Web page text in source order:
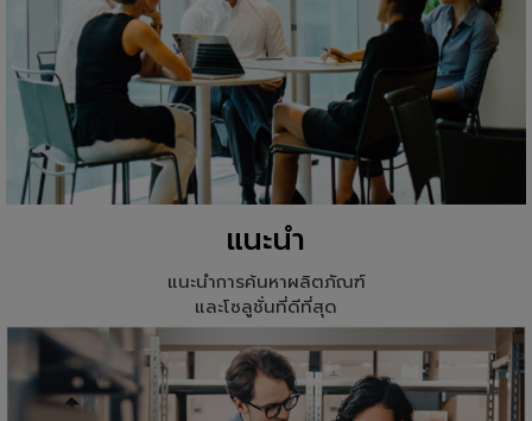
แนะนำ
แนะนำการค้นหาผลิตภัณฑ์
และโซลูชั่นที่ดีที่สุด